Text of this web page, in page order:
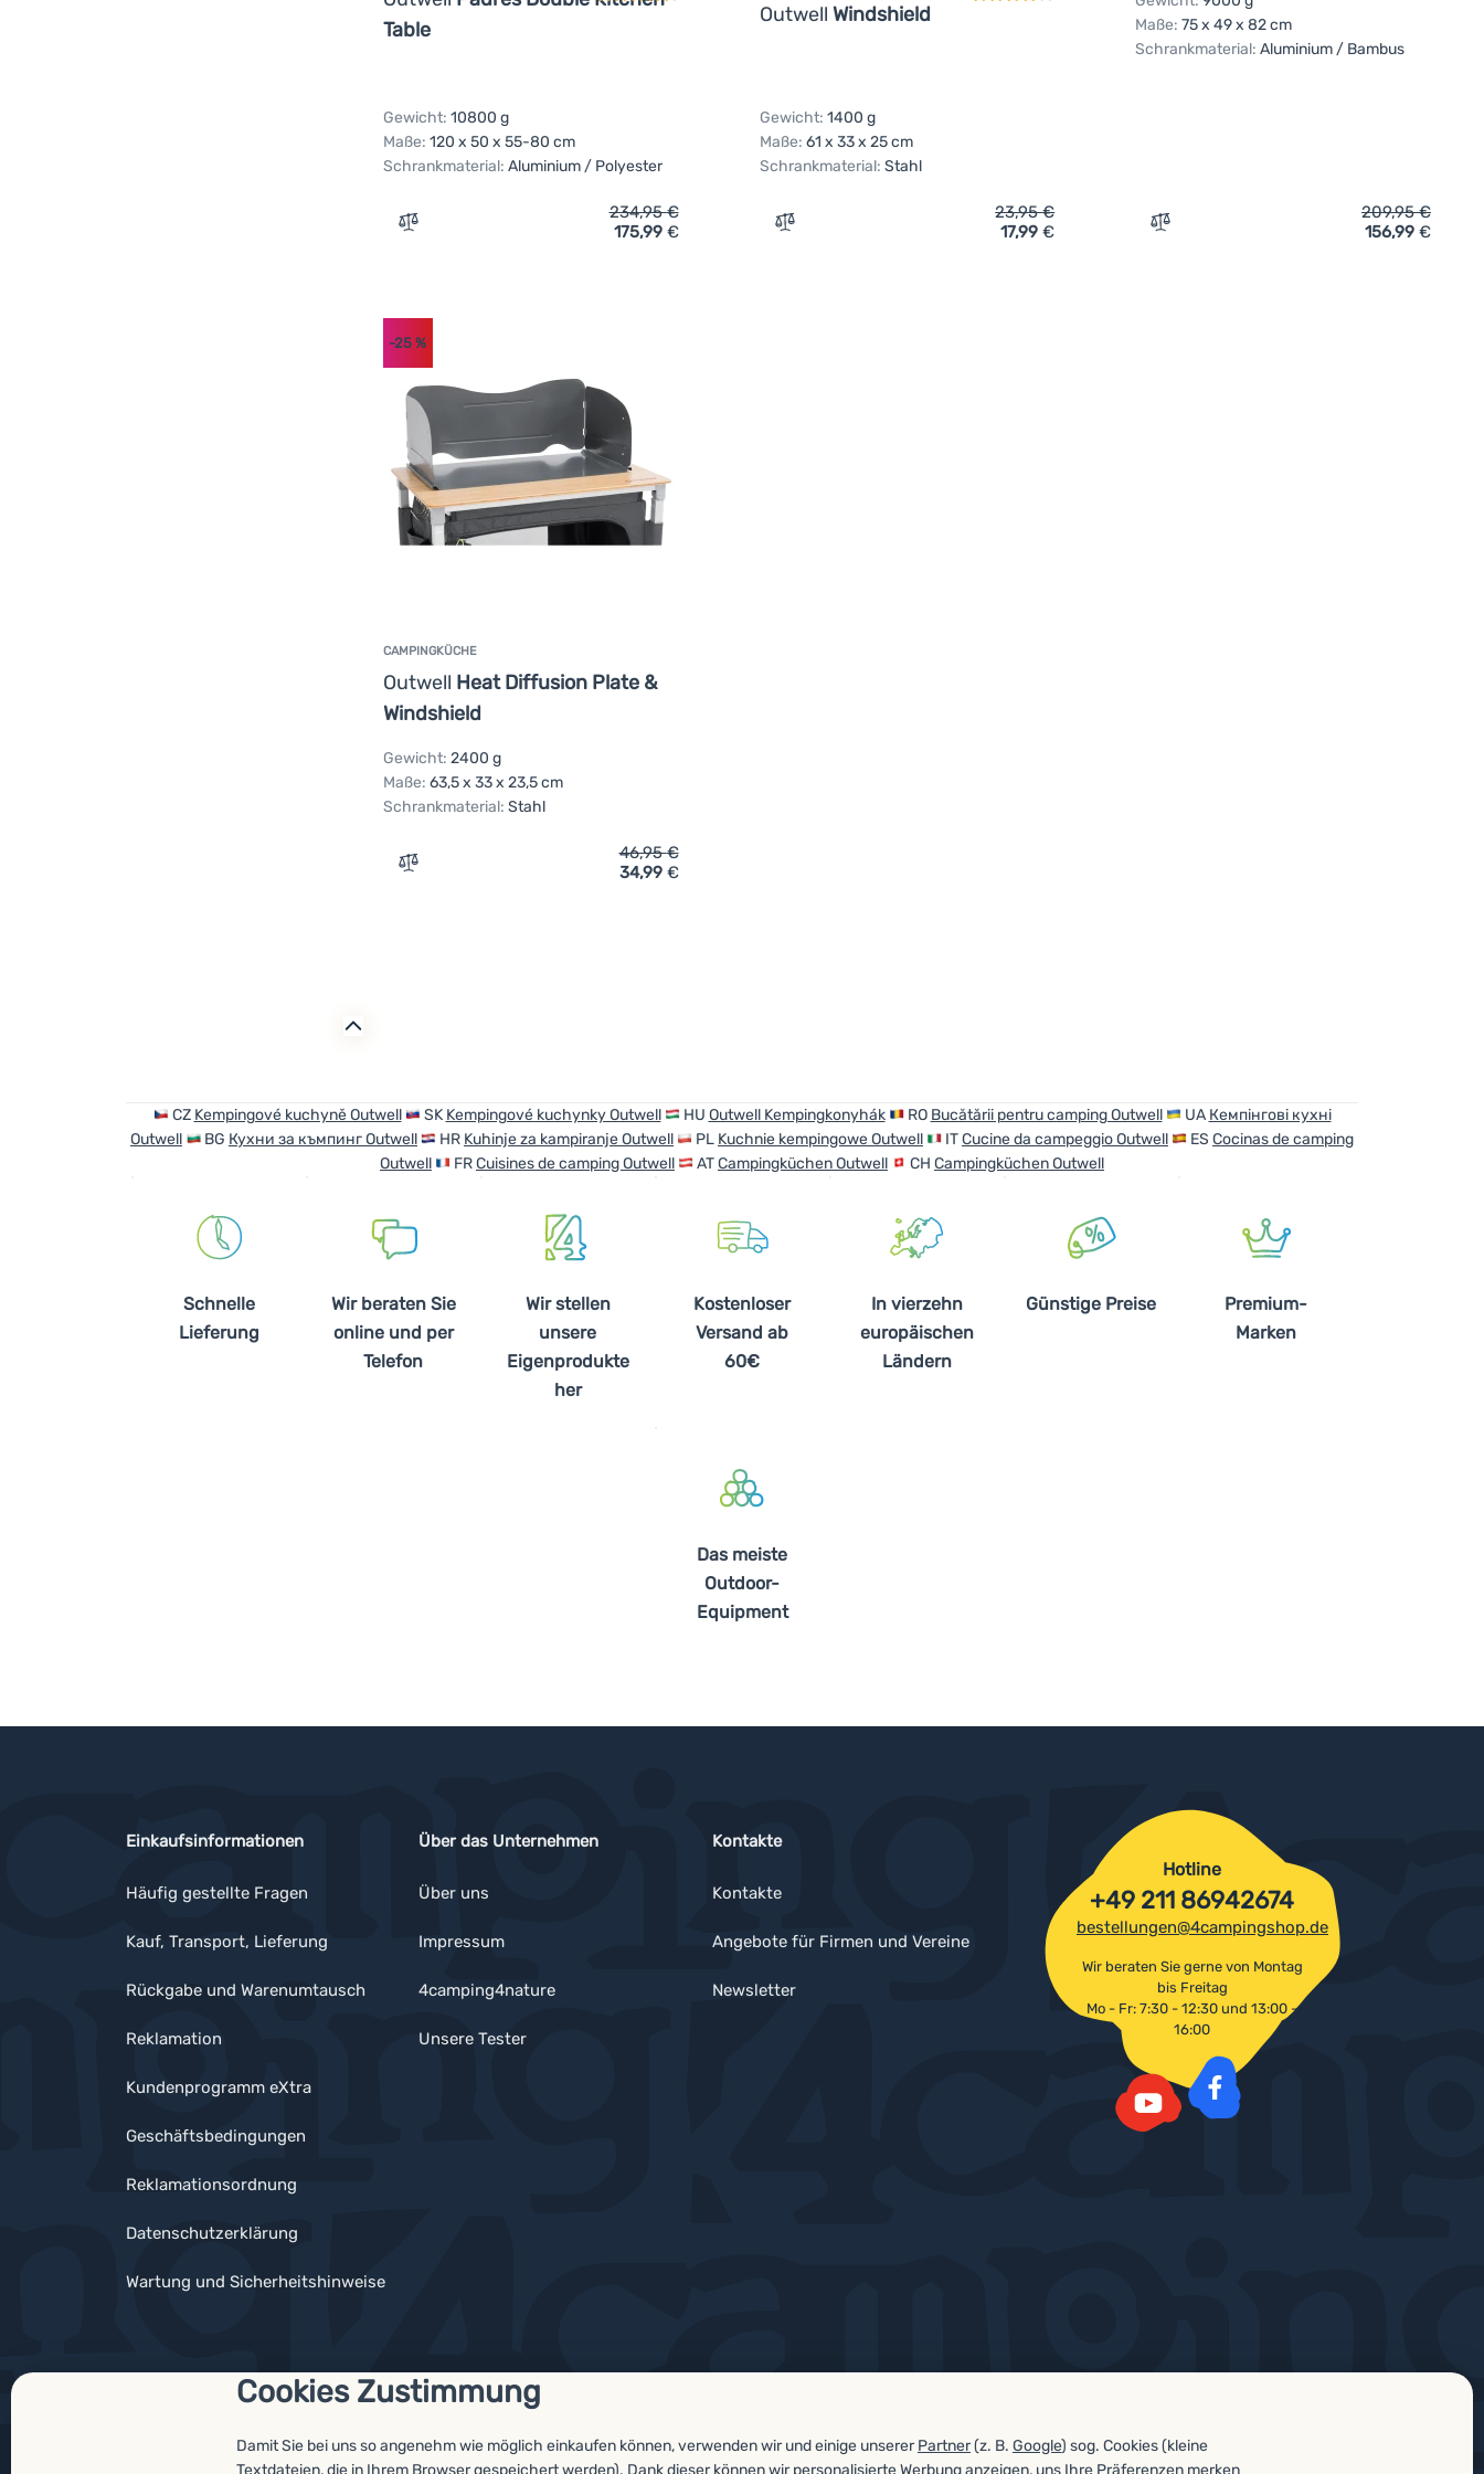
Cookies Zustimmung
Damit Sie bei uns so angenehm wie möglich einkaufen können, verwenden wir und einige unsererPartner(z. B. Google) sog. Cookies (kleine
Textdateien, die in Ihrem Browser gespeichert werden). Dank dieser können wir personalisierte Werbung anzeigen, uns Ihre Präferenzen merken
Table
Gewicht: 10800 g
Maße: 120 x 50 x 55-80 cm
Schrankmaterial: Aluminium / Polyester
Zum Vergleich 'Campingküche Outwell Padres Double Kitchen Table' hinzufügen
234,95€
175,99 €
Outwell Windshield
Gewicht: 1400 g
Maße: 61 x 33 x 25 cm
Schrankmaterial: Stahl
Zum Vergleich 'Windschutz Outwell Windshield' hinzufügen
23,95€
17,99€
Maße: 75 x 49 x 82 cm
Schrankmaterial: Aluminium / Bambus
Zum Vergleich 'Campingküche Outwell
209,95€
156,99 €
CAMPINGKÜCHE
Outwell Heat Diffusion Plate &
Windshield
-25 %
Gewicht: 2400 g
Maße: 63,5 x 33 x 23,5 cm
Schrankmaterial: Stahl
Zum Vergleich 'Campingküche Outwell Heat Diffusion Plate & Windshield' hinzufügen
46,95€
34,99 €
CZ Kempingové kuchyně Outwell SK Kempingové kuchynky Outwell HU Outwell Kempingkonyhák RO Bucătării pentru camping Outwell UA Кемпінгові кухні
Outwell
BG Кухни за къмпинг Outwell HR Kuhinje za kampiranje Outwell PL Kuchnie kempingowe Outwell ITCucine da campeggio Outwell ES Cocinas de camping
Outwell
FRCuisines de camping Outwell ATCampingküchen Outwell CH Campingküchen Outwell
Schnelle
Lieferung
Wir beraten Sie
online und per
Telefon
Wir stellen
unsere
Eigenprodukte
her
Kostenloser
Versand ab
60€
In vierzehn
europäischen
Ländern
Günstige Preise
Premium-
Marken
Das meiste
Outdoor-
Equipment
Einkaufsinformationen
Häufig gestellte Fragen
Kauf, Transport, Lieferung
Rückgabe und Warenumtausch
Reklamation
Kundenprogramm eXtra
Geschäftsbedingungen
Reklamationsordnung
Datenschutzerklärung
Wartung und Sicherheitshinweise
Über das Unternehmen
Über uns
Impressum
4camping4nature
Unsere Tester
Kontakte
Kontakte
Angebote für Firmen und Vereine
Newsletter
Hotline
+49 211 86942674
bestellungen@4campingshop.de
Wir beraten Sie gerne von Montag
bis Freitag
Mo - Fr: 7:30 - 12:30 und 13:00 -
16:00